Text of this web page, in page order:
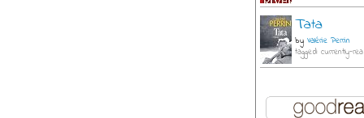
Tata
by Valérie Perrin
tagged: currently-